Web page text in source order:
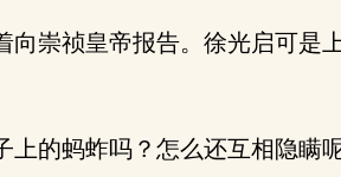
崇祯皇帝报告。徐光启可是
的蚂蚱吗？怎么还互相隐瞒